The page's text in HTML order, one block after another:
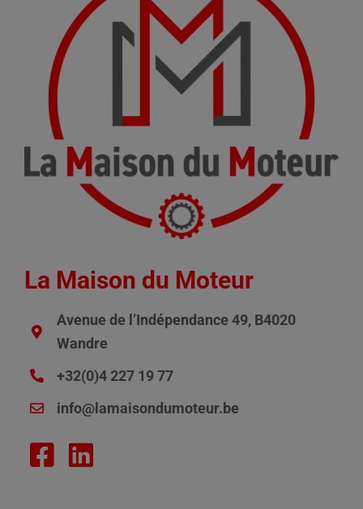
La Maison du Moteur
Avenue de l’Indépendance 49, B4020
Wandre
+32(0)4 227 19 77
info@lamaisondumoteur.be